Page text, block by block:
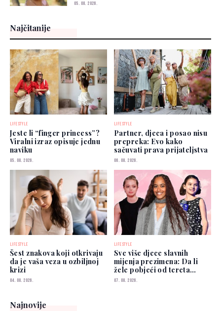
05. 08. 2026.
Najčitanije
LIFESTYLE
Jeste li “finger princess”?
Viralni izraz opisuje jednu
naviku
05. 08. 2026.
LIFESTYLE
Partner, djeca i posao nisu
prepreka: Evo kako
sačuvati prava prijateljstva
06. 08. 2026.
LIFESTYLE
Šest znakova koji otkrivaju
da je vaša veza u ozbiljnoj
krizi
04. 08. 2026.
LIFESTYLE
Sve više djece slavnih
mijenja prezimena: Da li
žele pobjeći od tereta
poznatih roditelja?
07. 08. 2026.
Najnovije